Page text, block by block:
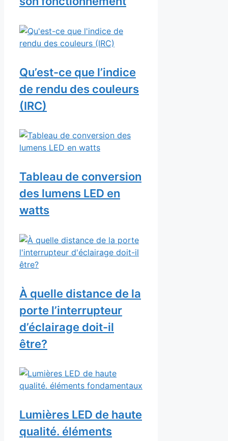
Qu’est-ce que l’indice
de rendu des couleurs
(IRC)
Tableau de conversion
des lumens LED en
watts
À quelle distance de la
porte l’interrupteur
d’éclairage doit-il
être?
Lumières LED de haute
qualité. éléments